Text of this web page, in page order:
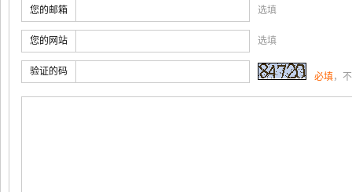
您的邮箱 选填
您的网站 选填
验证的码 必填，